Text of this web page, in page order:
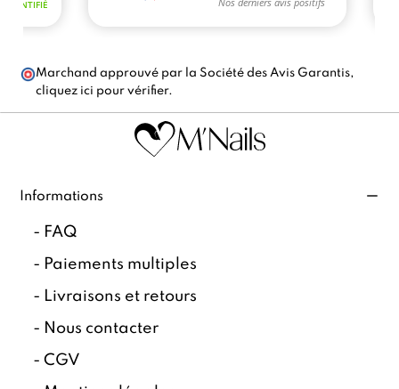
Marchand approuvé par la Société des Avis Garantis,
cliquez ici pour vérifier.
Informations
- FAQ
- Paiements multiples
- Livraisons et retours
- Nous contacter
-CGV